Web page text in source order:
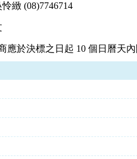
緻 (08)7746714
應於決標之日起 10 個日曆天